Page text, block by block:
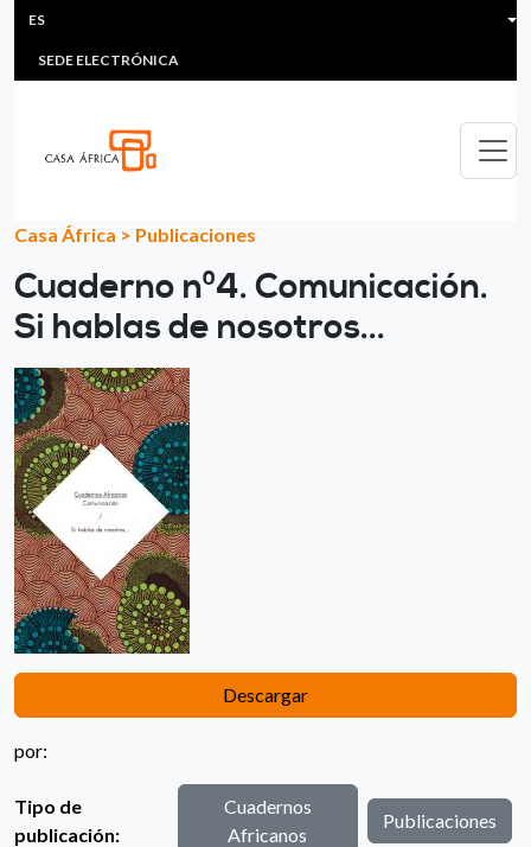
Pasar al contenido principal
HEADER MENU
MULTIMEDIA
SEDE ELECTRÓNICA
ES
Casa África > Publicaciones
Cuaderno nº4. Comunicación.
Si hablas de nosotros...
Descargar
por:
Tipo de
publicación:
Cuadernos
Africanos
Publicaciones